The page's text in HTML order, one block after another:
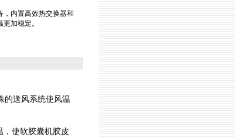
，内置高效热交换器和
加稳定。
的送风系统使风温
，使软胶囊机胶皮